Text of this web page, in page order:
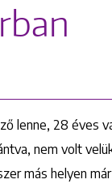
lenne, 28 éves
nem volt
más helyen